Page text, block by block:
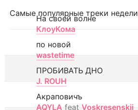
Самые популярные треки недели
На своей волне
КлоуКома
по новой
wastetime
ПРОБИВАТЬ ДНО
J. ROUH
Акраповичъ
AQYLA feat Voskresenskii